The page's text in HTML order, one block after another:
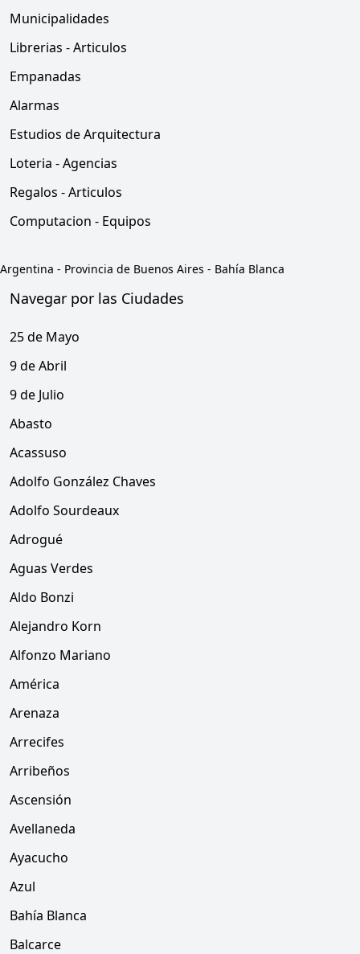
Municipalidades
Librerias - Articulos
Empanadas
Alarmas
Estudios de Arquitectura
Loteria - Agencias
Regalos - Articulos
Computacion - Equipos
Argentina - Provincia de Buenos Aires - Bahía Blanca
Navegar por las Ciudades
25 de Mayo
9 de Abril
9 de Julio
Abasto
Acassuso
Adolfo González Chaves
Adolfo Sourdeaux
Adrogué
Aguas Verdes
Aldo Bonzi
Alejandro Korn
Alfonzo Mariano
América
Arenaza
Arrecifes
Arribeños
Ascensión
Avellaneda
Ayacucho
Azul
Bahía Blanca
Balcarce